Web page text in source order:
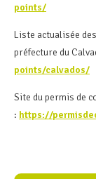
points/
Liste actualisée
préfecture du
points/calvados/
Site du permis de
: https://